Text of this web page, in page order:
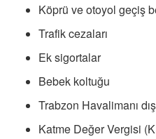
Köprü ve otoyol geçiş
Trafik cezaları
Ek sigortalar
Bebek koltuğu
Trabzon Havalimanı
Katme Değer Vergisi